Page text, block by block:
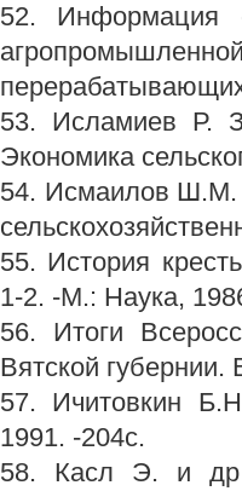
52. Информация
53. Исламиев Р.
Экономика
54. Исмаилов Ш.М.
55. История
1-2. -М.: Наука,
56. Итоги
Вятской губернии.
57. Ичитовкин
1991. -204с.
58. Касл Э. и др.